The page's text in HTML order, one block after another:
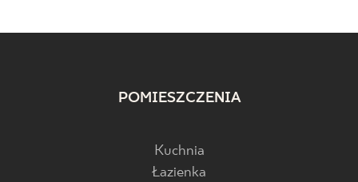
POMIESZCZENIA
Kuchnia
Łazienka